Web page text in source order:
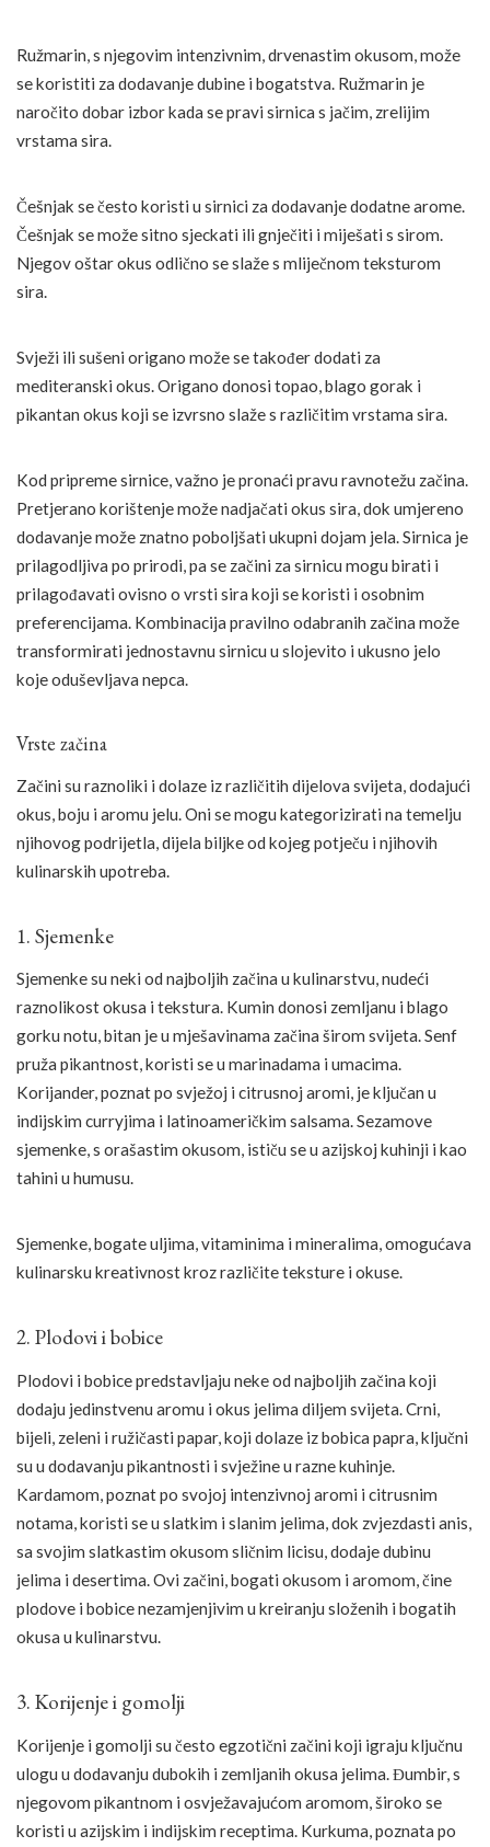
Ružmarin, s njegovim intenzivnim, drvenastim okusom, može
se koristiti za dodavanje dubine i bogatstva. Ružmarin je
naročito dobar izbor kada se pravi sirnica s jačim, zrelijim
vrstama sira.
Češnjak se često koristi u sirnici za dodavanje dodatne arome.
Češnjak se može sitno sjeckati ili gnječiti i miješati s sirom.
Njegov oštar okus odlično se slaže s mliječnom teksturom
sira.
Svježi ili sušeni origano može se također dodati za
mediteranski okus. Origano donosi topao, blago gorak i
pikantan okus koji se izvrsno slaže s različitim vrstama sira.
Kod pripreme sirnice, važno je pronaći pravu ravnotežu začina.
Pretjerano korištenje može nadjačati okus sira, dok umjereno
dodavanje može znatno poboljšati ukupni dojam jela. Sirnica je
prilagodljiva po prirodi, pa se začini za sirnicu mogu birati i
prilagođavati ovisno o vrsti sira koji se koristi i osobnim
preferencijama. Kombinacija pravilno odabranih začina može
transformirati jednostavnu sirnicu u slojevito i ukusno jelo
koje oduševljava nepca.
Vrste začina
Začini su raznoliki i dolaze iz različitih dijelova svijeta, dodajući
okus, boju i aromu jelu. Oni se mogu kategorizirati na temelju
njihovog podrijetla, dijela biljke od kojeg potječu i njihovih
kulinarskih upotreba.
1. Sjemenke
Sjemenke su neki od najboljih začina u kulinarstvu, nudeći
raznolikost okusa i tekstura. Kumin donosi zemljanu i blago
gorku notu, bitan je u mješavinama začina širom svijeta. Senf
pruža pikantnost, koristi se u marinadama i umacima.
Korijander, poznat po svježoj i citrusnoj aromi, je ključan u
indijskim curryjima i latinoameričkim salsama. Sezamove
sjemenke, s orašastim okusom, ističu se u azijskoj kuhinji i kao
tahini u humusu.
Sjemenke, bogate uljima, vitaminima i mineralima, omogućava
kulinarsku kreativnost kroz različite teksture i okuse.
2. Plodovi i bobice
Plodovi i bobice predstavljaju neke od najboljih začina koji
dodaju jedinstvenu aromu i okus jelima diljem svijeta. Crni,
bijeli, zeleni i ružičasti papar, koji dolaze iz bobica papra, ključni
su u dodavanju pikantnosti i svježine u razne kuhinje.
Kardamom, poznat po svojoj intenzivnoj aromi i citrusnim
notama, koristi se u slatkim i slanim jelima, dok zvjezdasti anis,
sa svojim slatkastim okusom sličnim licisu, dodaje dubinu
jelima i desertima. Ovi začini, bogati okusom i aromom, čine
plodove i bobice nezamjenjivim u kreiranju složenih i bogatih
okusa u kulinarstvu.
3. Korijenje i gomolji
Korijenje i gomolji su često egzotični začini koji igraju ključnu
ulogu u dodavanju dubokih i zemljanih okusa jelima. Đumbir, s
njegovom pikantnom i osvježavajućom aromom, široko se
koristi u azijskim i indijskim receptima. Kurkuma, poznata po